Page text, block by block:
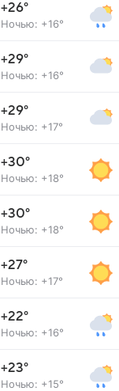
+26°
Ночью: +16°
+29°
Ночью: +16°
+29°
Ночью: +17°
+30°
Ночью: +18°
+30°
Ночью: +18°
+27°
Ночью: +17°
+22°
Ночью: +16°
+23°
Ночью: +15°